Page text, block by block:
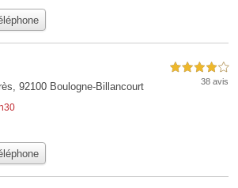
92100 Boulogne-Billancourt
4,0 étoiles sur 5
38 avis